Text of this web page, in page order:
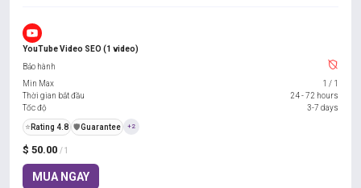
YouTube Video SEO (1 video)
$ 50.00 / 1
MUA NGAY
Bảo hành
Min Max
1 / 1
Thời gian bắt đầu
24 - 72 hours
Tốc độ
3-7 days
⭐ Rating 4.8 ️🛡️Guarantee +2